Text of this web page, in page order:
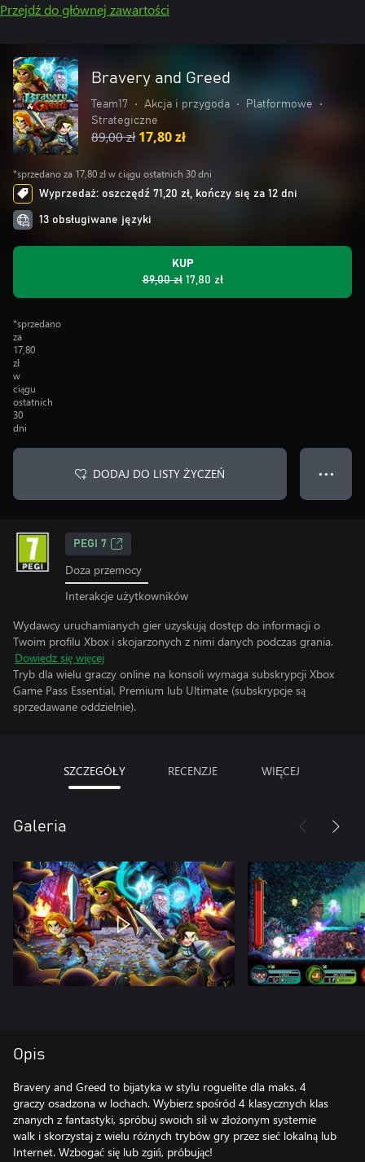
Przejdź do głównej zawartości
Bravery and Greed
Team17 • Akcja i przygoda • Platformowe
•
Strategiczne
89,00 zł 17,80 zł
*sprzedano za 17,80 zł w ciągu ostatnich 30 dni
Wyprzedaż: oszczędź 71,20 zł, kończy się za 12 dni
13 obsługiwane języki
KUP
89,00 zł 17,80 zł
*sprzedano
za
17,80
zł
w
ciągu
ostatnich
30
dni
DODAJ DO LISTY ŻYCZEŃ ● ● ●
PEGI 7
Doza przemocy
Interakcje użytkowników
Wydawcy uruchamianych gier uzyskują dostęp do informacji o
Twoim profilu Xbox i skojarzonych z nimi danych podczas grania.
Dowiedz się więcej
Tryb dla wielu graczy online na konsoli wymaga subskrypcji Xbox
Game Pass Essential, Premium lub Ultimate (subskrypcje są
sprzedawane oddzielnie).
SZCZEGÓŁY RECENZJE WIĘCEJ
Galeria
Opis
Bravery and Greed to bijatyka w stylu roguelite dla maks. 4
graczy osadzona w lochach. Wybierz spośród 4 klasycznych klas
znanych z fantastyki, spróbuj swoich sił w złożonym systemie
walk i skorzystaj z wielu różnych trybów gry przez sieć lokalną lub
Internet. Wzbogać się lub zgiń, próbując!